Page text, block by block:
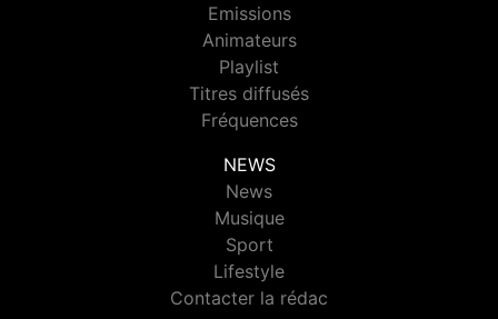
Emissions
Animateurs
Playlist
Titres diffusés
Fréquences
NEWS
News
Musique
Sport
Lifestyle
Contacter la rédac